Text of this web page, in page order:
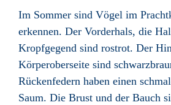
Im Sommer sind Vögel im
erkennen. Der Vorderhals, die
Kropfgegend sind rostrot. Der
Körperoberseite sind
Rückenfedern haben einen
Saum. Die Brust und der Bauch